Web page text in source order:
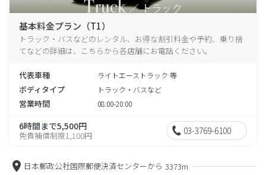
基本料金プラン（T1）
トラック・バスなどのレンタル、お得な割引料金や予約、乗り捨
てなどの詳細は、こちらから各店舗にお電話ください。
代表車種 ライトエーストラック 等
ボディタイプ トラック・バスなど
営業時間 08:00-20:00
6時間まで5,500円
免責補償制度1,100円 03-3769-6100
日本郵政公社国際郵便決済センターから 3373m